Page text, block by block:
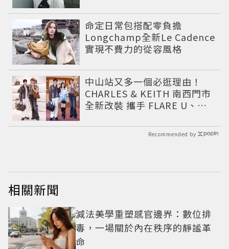
命定日常包搭配零負擔
Longchamp全新Le Cadence
實現不費力的從容風格
中山站又多一個必逛理由！
CHARLES & KEITH 南西門市
全新改裝 攜手 FLARE U、程
Recommended by
相關新聞
減法美學重塑感官邊界：數位排
毒，一場關於內在秩序的靜謐革
命